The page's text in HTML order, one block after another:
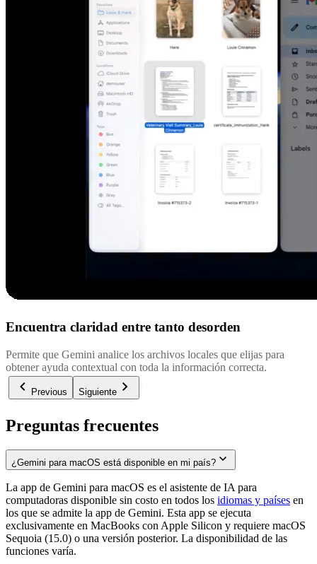
Encuentra claridad entre tanto desorden
Permite que Gemini analice los archivos locales que elijas para
obtener ayuda contextual con toda la información correcta.
Previous Siguiente
Preguntas frecuentes
¿Gemini para macOS está disponible en mi país?
La app de Gemini para macOS es el asistente de IA para
computadoras disponible sin costo en todos los idiomas y países en
los que se admite la app de Gemini. Esta app se ejecuta
exclusivamente en MacBooks con Apple Silicon y requiere macOS
Sequoia (15.0) o una versión posterior. La disponibilidad de las
funciones varía.